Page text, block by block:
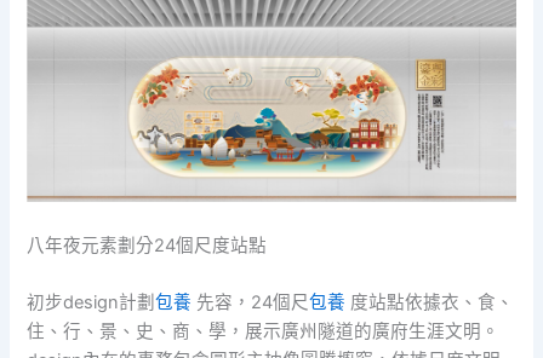
八年夜元素劃分24個尺度站點
初步design計劃包養 先容，24個尺包養 度站點依據衣、食、
住、行、景、史、商、學，展示廣州隧道的廣府生涯文明。